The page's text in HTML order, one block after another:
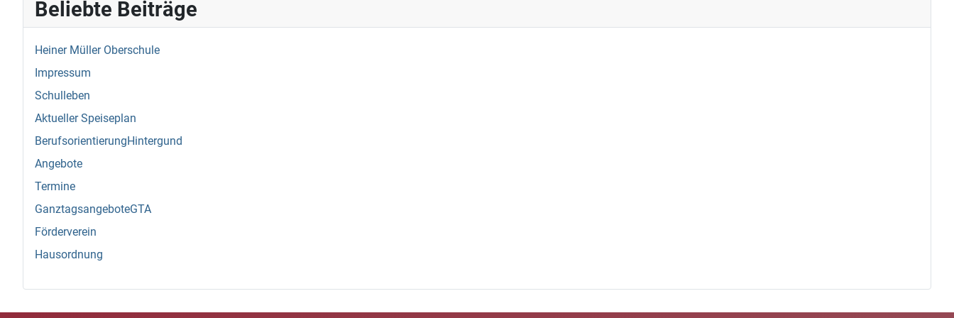
Beliebte Beiträge
Heiner Müller Oberschule
Impressum
Schulleben
Aktueller Speiseplan
BerufsorientierungHintergund
Angebote
Termine
GanztagsangeboteGTA
Förderverein
Hausordnung